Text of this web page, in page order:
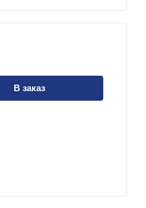
В заказ